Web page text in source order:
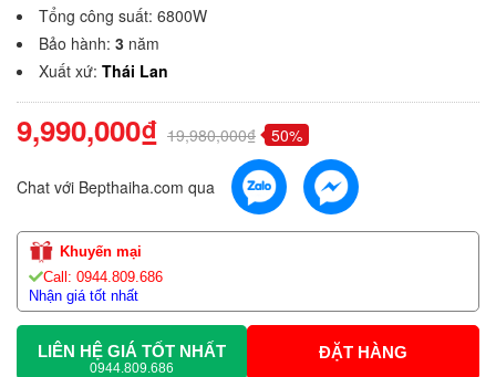
Tổng công suất: 6800W
Bảo hành: 3 năm
Xuất xứ: Thái Lan
9,990,000₫ 19,980,000₫ 50%
Chat với Bepthaiha.com qua
Khuyến mại
Call: 0944.809.686
Nhận giá tốt nhất
LIÊN HỆ GIÁ TỐT NHẤT
0944.809.686
ĐẶT HÀNG